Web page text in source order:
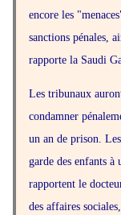
encore les
sanctions pénales,
rapporte la Saudi
Les tribunaux
condamner
un an de prison.
garde des enfants
rapportent le
des affaires